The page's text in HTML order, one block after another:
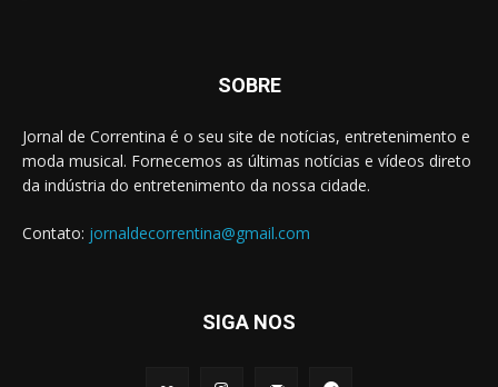
SOBRE
Jornal de Correntina é o seu site de notícias, entretenimento e
moda musical. Fornecemos as últimas notícias e vídeos direto
da indústria do entretenimento da nossa cidade.
Contato: jornaldecorrentina@gmail.com
SIGA NOS